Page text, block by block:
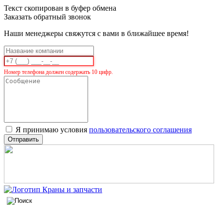
Текст скопирован в буфер обмена
Заказать обратный звонок
Наши менеджеры свяжутся с вами в ближайшее время!
Номер телефона должен содержать 10 цифр.
Я принимаю условия пользовательского соглашения
Отправить